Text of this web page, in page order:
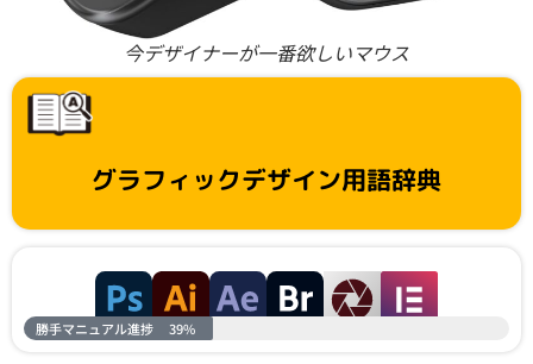
今デザイナーが一番欲しいマウス
グラフィックデザイン用語辞典
勝手マニュアル進捗 39%